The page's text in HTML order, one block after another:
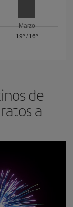
Marzo
19º / 16º
de
a